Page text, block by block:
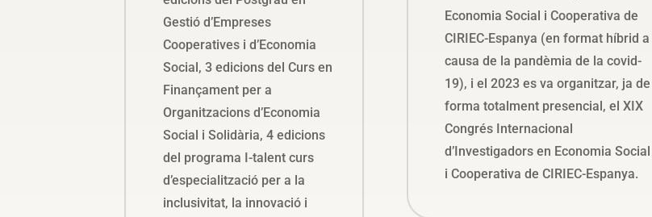
Gestió d’Empreses
Cooperatives i d’Economia
Social, 3 edicions del Curs en
Finançament per a
Organitzacions d’Economia
Social i Solidària, 4 edicions
del programa I-talent curs
d’especialització per a la
inclusivitat, la innovació i
Economia Social i Cooperativa de
CIRIEC-Espanya (en format híbrid a
causa de la pandèmia de la covid-
19), i el 2023 es va organitzar, ja de
forma totalment presencial, el XIX
Congrés Internacional
d’Investigadors en Economia Social
i Cooperativa de CIRIEC-Espanya.